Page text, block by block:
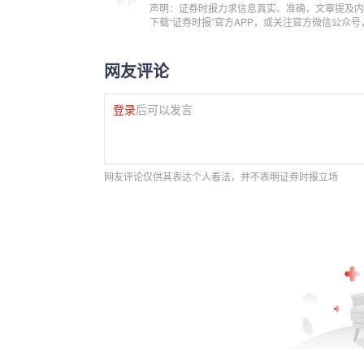
声明：证券时报力求信息真实、准确，文章提及
下载“证券时报”官方APP，或关注官方微信公众
网友评论
登录后可以发言
网友评论仅供其表达个人看法，并不表明证券时报立场